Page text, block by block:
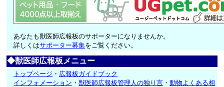
あなたも獣医師広報板のサポーターになりませんか。
詳しくはサポーター募集をご覧ください。
◆獣医師広報板メニュー
トップページ ・ 広報板ガイドブック
インフォメーション ・獣医師広報板管理人の独り言 ・動物よくある相